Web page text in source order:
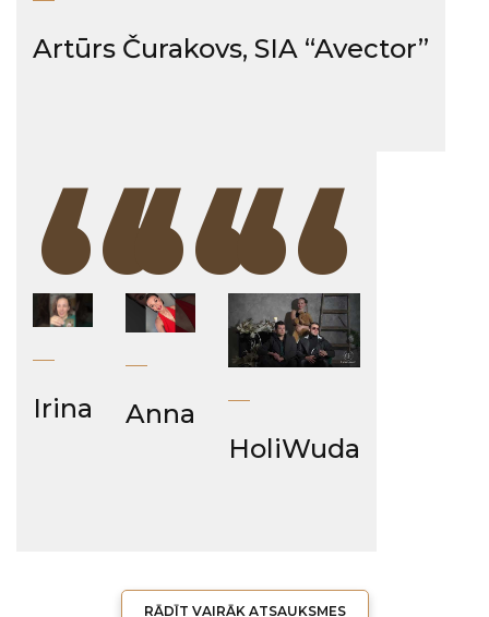
Artūrs Čurakovs, SIA “Avector”
“
Irina “
Anna “
HoliWuda
RĀDĪT VAIRĀK ATSAUKSMES